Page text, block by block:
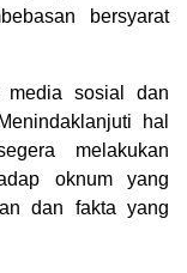
bersyarat
media sosial dan
hal
melakukan
oknum yang
dan fakta yang